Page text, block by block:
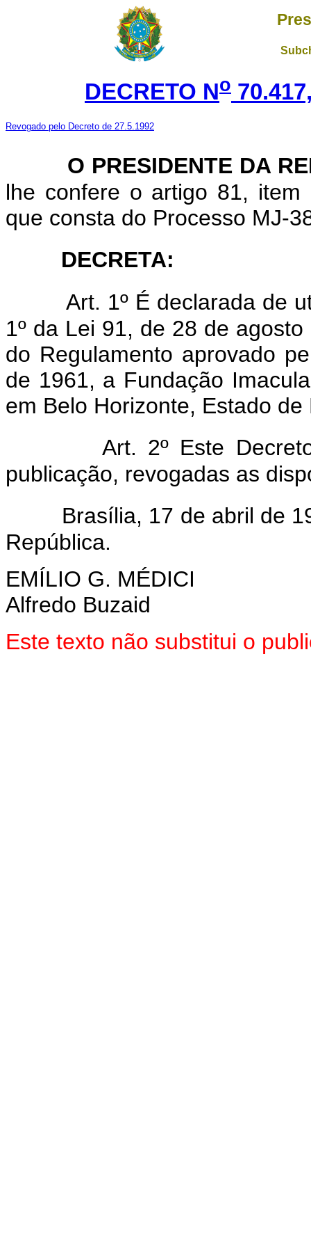
DECRETO No
Revogado pelo Decreto de 27.5.1992
O PRESIDENTE DA
lhe confere o artigo 81,
que consta do Processo MJ-
DECRETA:
Art. 1º É declarada de
1º da Lei 91, de 28 de
do Regulamento aprovado
de 1961, a Fundação
em Belo Horizonte, Estado de
Art. 2º Este
publicação, revogadas as
Brasília, 17 de abril de
República.
EMÍLIO G. MÉDICI
Alfredo Buzaid
Este texto não substitui o